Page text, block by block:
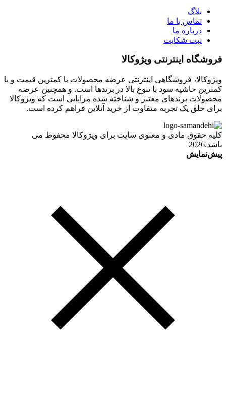
بلاگ
تماس با ما
درباره ما
ثبت شکایت
فروشگاه اینترنتی ویژوکالا
ویژوکالا، فروشگاهی اینترنتی عرضه محصولات با کمترین قیمت و با
کمترین حاشیه سود با تنوع بالا در برندها است. و همچنین عرضه
محصولات برندهای معتبر و شناخته شده مزایایی است که ویژوکالا
برای خلق یک تجربه متفاوت از خرید آنلاین فراهم کرده است.
کلیه حقوق مادی و معنوی سایت برای ویژوکالا محفوظ می
باشد.2026
پیش‌نمایش